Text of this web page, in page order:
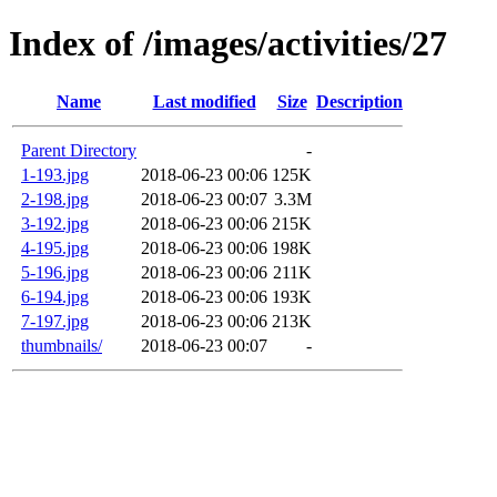
Index of /images/activities/27
Name Last modified Size Description
Parent Directory
-
1-193.jpg
2018-06-23 00:06 125K
2-198.jpg
2018-06-23 00:07 3.3M
3-192.jpg
2018-06-23 00:06 215K
4-195.jpg
2018-06-23 00:06 198K
5-196.jpg
2018-06-23 00:06 211K
6-194.jpg
2018-06-23 00:06 193K
7-197.jpg
2018-06-23 00:06 213K
thumbnails/
2018-06-23 00:07 -